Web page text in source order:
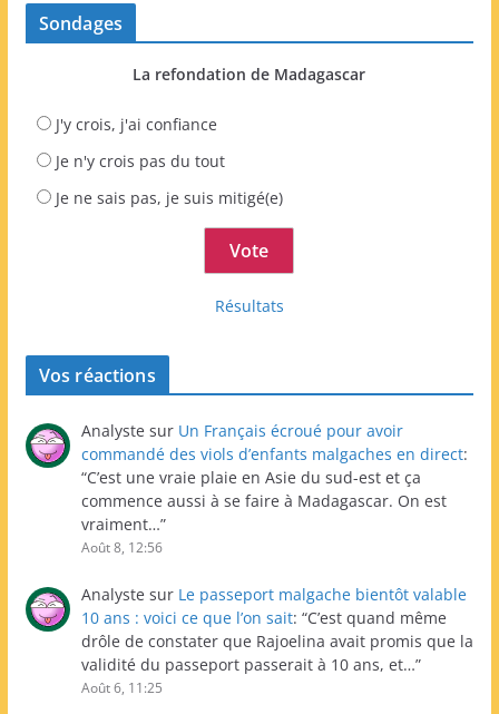
Sondages
La refondation de Madagascar
J'y crois, j'ai confiance
Je n'y crois pas du tout
Je ne sais pas, je suis mitigé(e)
Résultats
Vos réactions
Analyste sur Un Français écroué pour avoir
commandé des viols d’enfants malgaches en direct:
“C’est une vraie plaie en Asie du sud-est et ça
commence aussi à se faire à Madagascar. On est
vraiment…”
Août 8, 12:56
Analyste sur Le passeport malgache bientôt valable
10 ans : voici ce que l’on sait: “C’est quand même
drôle de constater que Rajoelina avait promis que la
validité du passeport passerait à 10 ans, et…”
Août 6, 11:25